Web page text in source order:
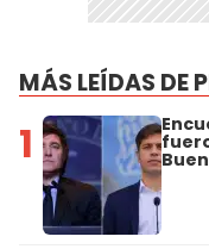
MÁS LEÍDAS DE
1